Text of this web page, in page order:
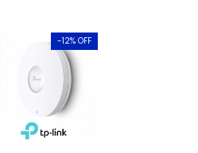
-12% OFF